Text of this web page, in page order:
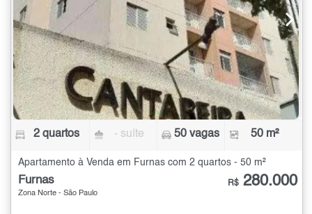
2 quartos - suíte 50 vagas 50 m²
Apartamento à Venda em Furnas com 2 quartos - 50 m²
Furnas
Zona Norte - São Paulo
R$ 280.000